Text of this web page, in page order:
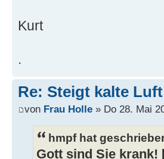
Kurt
.
Re: Steigt kalte
von Frau Holle » Do 28. Mai
hmpf hat
Gott sind Sie krank!